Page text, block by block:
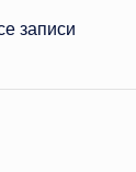
записи